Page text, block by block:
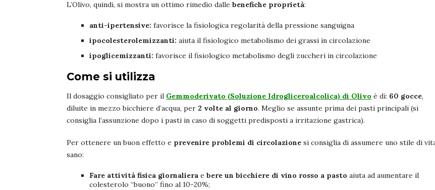
L’Olivo, quindi, si mostra un ottimo rimedio dalle benefiche proprietà:
anti-ipertensive: favorisce la fisiologica regolarità della pressione sanguigna
ipocolesterolemizzanti: aiuta il fisiologico metabolismo dei grassi in circolazione
ipoglicemizzanti: favorisce il fisiologico metabolismo degli zuccheri in circolazione
Come si utilizza
Il dosaggio consigliato per il Gemmoderivato (Soluzione Idrogliceroalcolica) di Olivo è di: 60 gocce,
diluite in mezzo bicchiere d’acqua, per 2 volte al giorno. Meglio se assunte prima dei pasti principali (si
consiglia l’assunzione dopo i pasti in caso di soggetti predisposti a irritazione gastrica).
Per ottenere un buon effetto e prevenire problemi di circolazione si consiglia di assumere uno stile di
sano:
Fare attività fisica giornaliera e bere un bicchiere di vino rosso a pasto aiuta ad aumentare il
colesterolo “buono” fino al 10-20%;